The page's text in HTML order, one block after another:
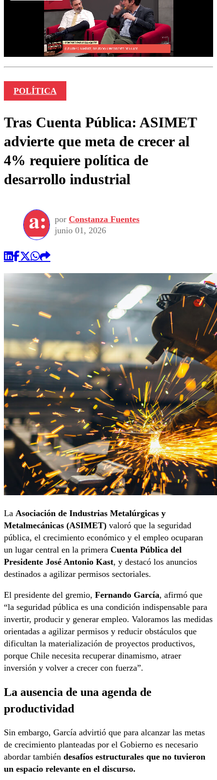
POLÍTICA
Tras Cuenta Pública: ASIMET
advierte que meta de crecer al
4% requiere política de
desarrollo industrial
por Constanza Fuentes
junio 01, 2026
La Asociación de Industrias Metalúrgicas y
Metalmecánicas (ASIMET) valoró que la seguridad
pública, el crecimiento económico y el empleo ocuparan
un lugar central en la primera Cuenta Pública del
Presidente José Antonio Kast, y destacó los anuncios
destinados a agilizar permisos sectoriales.
El presidente del gremio, Fernando García, afirmó que
“la seguridad pública es una condición indispensable para
invertir, producir y generar empleo. Valoramos las medidas
orientadas a agilizar permisos y reducir obstáculos que
dificultan la materialización de proyectos productivos,
porque Chile necesita recuperar dinamismo, atraer
inversión y volver a crecer con fuerza”.
La ausencia de una agenda de
productividad
Sin embargo, García advirtió que para alcanzar las metas
de crecimiento planteadas por el Gobierno es necesario
abordar también desafíos estructurales que no tuvieron
un espacio relevante en el discurso.